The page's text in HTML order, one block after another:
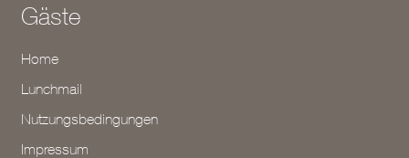
Gäste
Home
Lunchmail
Nutzungsbedingungen
Impressum